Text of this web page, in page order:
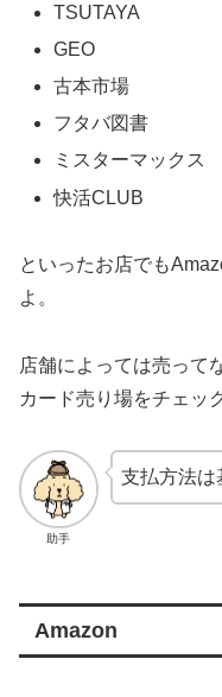
TSUTAYA
GEO
古本市場
フタバ図書
ミスターマックス
快活CLUB
といったお店でも
よ。
店舗によっては売って
カード売り場をチェッ
助手
支払方法は
Amazon